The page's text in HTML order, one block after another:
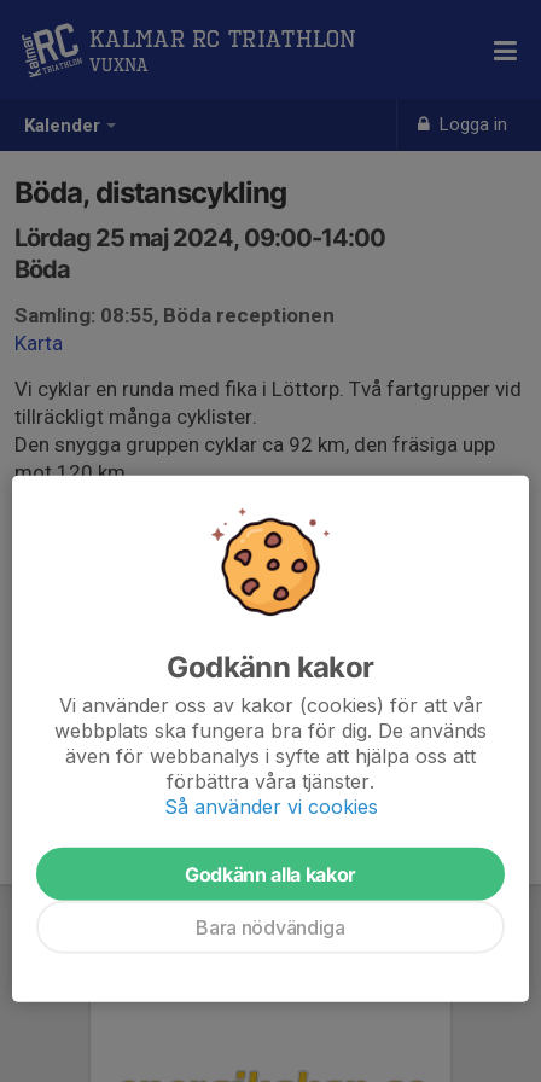
Kalender Logga in
Kalmar RC Triathlon
Vuxna
Böda, distanscykling
Lördag 25 maj 2024, 09:00-14:00
Böda
Samling: 08:55, Böda receptionen
Karta
Vi cyklar en runda med fika i Löttorp. Två fartgrupper vid
tillräckligt många cyklister.
Den snygga gruppen cyklar ca 92 km, den fräsiga upp
mot 120 km.
är den lite längre rundan.
Detta är en gruppcykling där vi cyklar i klunga, då passar
connect.garmin.com/modern/course/272582356
Godkänn kakor
Vi använder oss av kakor (cookies) för att vår
webbplats ska fungera bra för dig. De används
även för webbanalys i syfte att hjälpa oss att
förbättra våra tjänster.
Så använder vi cookies
Godkänn alla kakor
Bara nödvändiga